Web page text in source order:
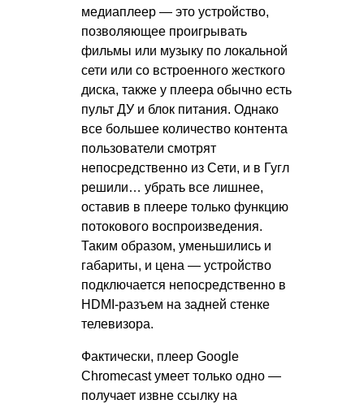
медиаплеер — это устройство,
позволяющее проигрывать
фильмы или музыку по локальной
сети или со встроенного жесткого
диска, также у плеера обычно есть
пульт ДУ и блок питания. Однако
все большее количество контента
пользователи смотрят
непосредственно из Сети, и в Гугл
решили… убрать все лишнее,
оставив в плеере только функцию
потокового воспроизведения.
Таким образом, уменьшились и
габариты, и цена — устройство
подключается непосредственно в
HDMI-разъем на задней стенке
телевизора.
Фактически, плеер Google
Chromecast умеет только одно —
получает извне ссылку на